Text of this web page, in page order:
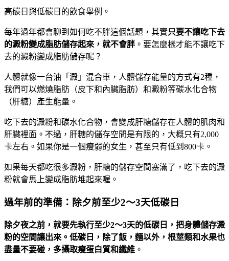
高碳日與低碳日的飲食舉例。
每年過年都會聊到如何吃不胖這個話題，其實只要不讓吃下去
的澱粉變成脂肪儲存起來，就不會胖 。要怎麼樣才能不讓吃下
去的澱粉變成脂肪儲存呢？
人體就像一台油「澱」混合車，人體儲存能量的方式有2種，
我們可以燃燒脂肪（皮下和內臟脂肪）和澱粉等碳水化合物
（肝糖）產生能量。
吃下去的澱粉和碳水化合物，會變成肝糖儲存在人體的肌肉和
肝臟裡面。不過，肝糖的儲存空間是有限的，大概只有2,000
卡左右。如果你是一個瘦弱的女生，甚至只有低到800卡。
如果每天都吃很多澱粉，肝糖的儲存空間塞滿了，吃下去的澱
粉就會馬上變成脂肪堆起來喔。
過年前的準備：除夕前至少2～3天低碳日
除夕夜之前，就要先執行至少2～3天的低碳日，把身體儲存澱
粉的空間讓出來。低碳日，除了飯，麵以外，根莖類和水果也
盡量不要碰，多攝取瘦蛋白質和纖維 。